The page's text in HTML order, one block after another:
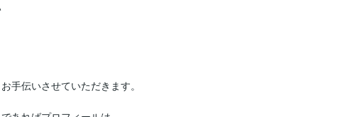
手伝いさせていただきます。